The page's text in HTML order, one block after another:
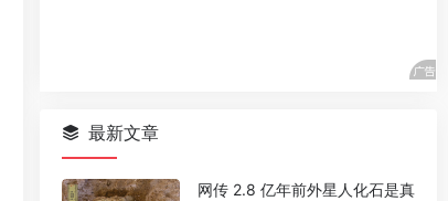
最新文章
网传 2.8 亿年前外星人化石是真